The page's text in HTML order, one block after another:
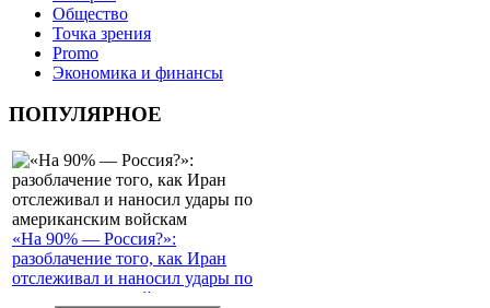
Общество
Точка зрения
Promo
Экономика и финансы
ПОПУЛЯРНОЕ
«На 90% — Россия?»:
разоблачение того, как Иран
отслеживал и наносил удары по
американским войскам